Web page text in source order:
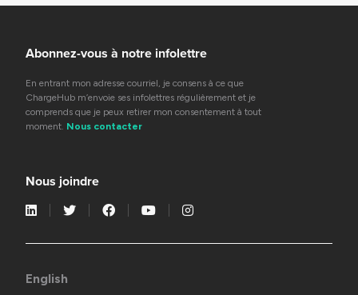
Abonnez-vous à notre infolettre
En entrant mon adresse courriel, je consens à ce que
ChargeHub m’envoie ses infolettres régulièrement et je
comprends que je peux retirer mon consentement à tout
moment. Nous contacter
Nous joindre
English